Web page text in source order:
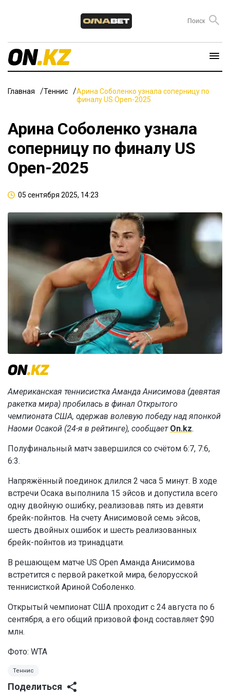
Главная Теннис
Арина Соболенко узнала соперницу по
финалу US Open-2025
Арина Соболенко узнала
соперницу по финалу US
Open-2025
05 сентября 2025, 14:23
Американская теннисистка Аманда Анисимова (девятая
ракетка мира) пробилась в финал Открытого
чемпионата США, одержав волевую победу над японкой
Наоми Осакой (24-я в рейтинге), сообщает On.kz.
Полуфинальный матч завершился со счётом 6:7, 7:6,
6:3.
Напряжённый поединок длился 2 часа 5 минут. В ходе
встречи Осака выполнила 15 эйсов и допустила всего
одну двойную ошибку, реализовав пять из девяти
брейк-пойнтов. На счету Анисимовой семь эйсов,
шесть двойных ошибок и шесть реализованных
брейк-пойнтов из тринадцати.
В решающем матче US Open Аманда Анисимова
встретится с первой ракеткой мира, белорусской
теннисисткой Ариной Соболенко.
Открытый чемпионат США проходит с 24 августа по 6
сентября, а его общий призовой фонд составляет $90
млн.
Фото: WTA
Теннис
Поделиться